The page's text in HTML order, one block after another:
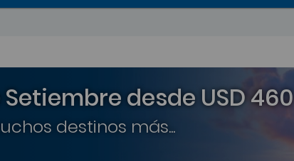
desde USD 460
destinos más...